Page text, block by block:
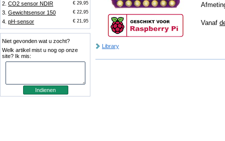
2. CO2 sensor NDIR € 29,95
3. Gewichtsensor 150 € 22,95
4. pH-sensor € 21,95
Niet gevonden wat u zocht?
Welk artikel mist u nog op onze
site? Ik mis:
Library
Vanaf